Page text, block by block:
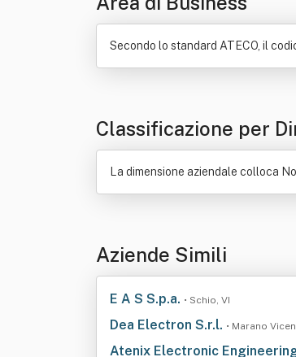
Secondo lo standard ATECO, il
Classificazione per
La dimensione aziendale colloca
Aziende Simili
E A S S.p.a. • Schio, VI
Dea Electron S.r.l. • Marano
Atenix Electronic